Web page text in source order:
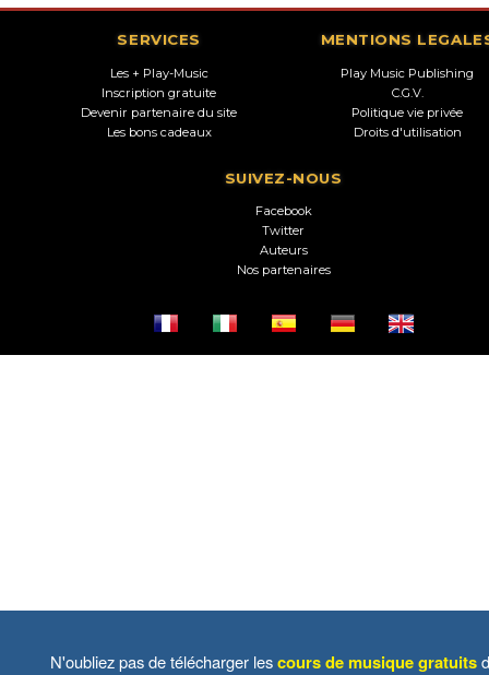
SERVICES
Les + Play-Music
Inscription gratuite
Devenir partenaire du site
Les bons cadeaux
MENTIONS
Play Music Publishing
C.G.V.
Politique vie privée
Droits d'utilisation
SUIVEZ-NOUS
Facebook
Twitter
Auteurs
Nos partenaires
N'oubliez pas de télécharger lescours de musique gratuits